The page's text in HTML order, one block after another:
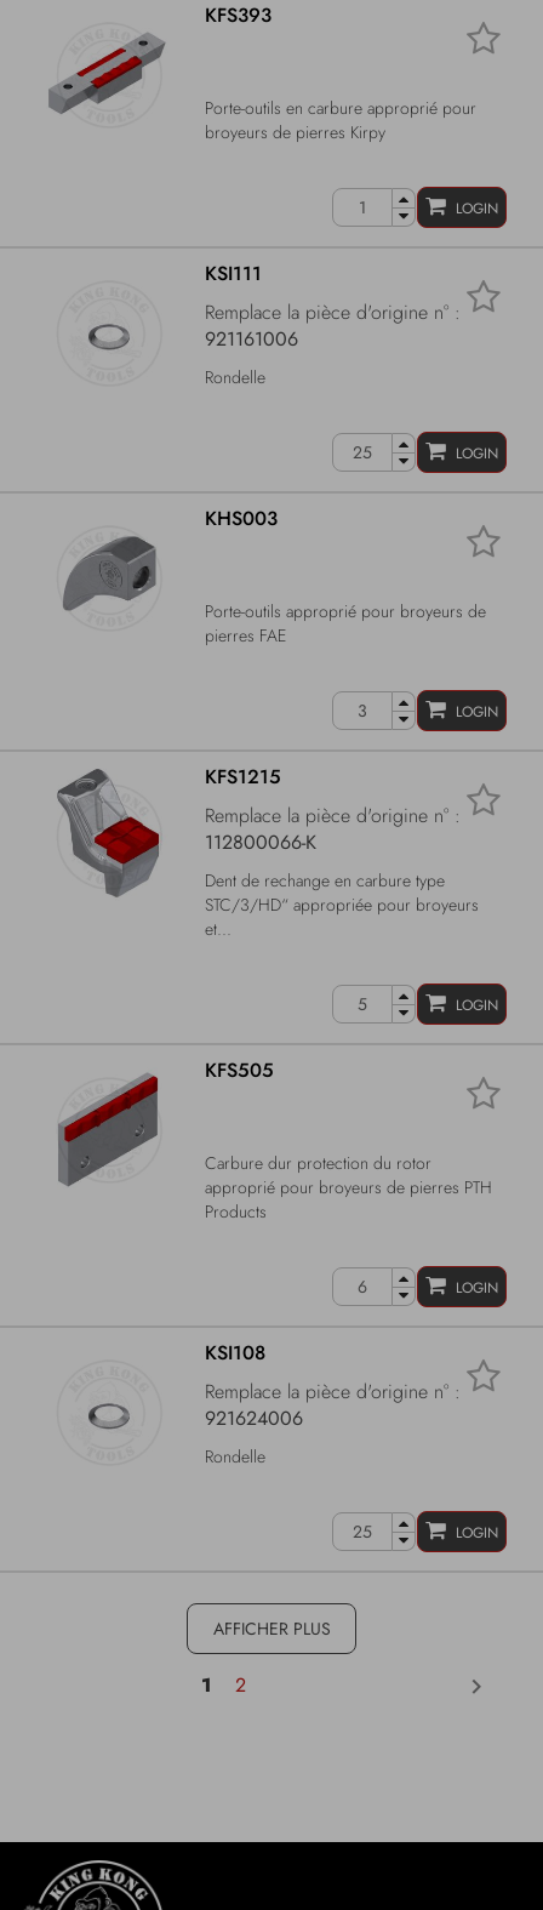
KFS393
Porte-outils en carbure approprié pour
broyeurs de pierres Kirpy
LOGIN
KSI111
Remplace la pièce d'origine n° :
921161006
Rondelle
LOGIN
KHS003
Porte-outils approprié pour broyeurs de
pierres FAE
LOGIN
KFS1215
Remplace la pièce d'origine n° :
112800066-K
Dent de rechange en carbure type
STC/3/HD“ appropriée pour broyeurs
et...
LOGIN
KFS505
Carbure dur protection du rotor
approprié pour broyeurs de pierres PTH
Products
LOGIN
KSI108
Remplace la pièce d'origine n° :
921624006
Rondelle
LOGIN
AFFICHER PLUS
1 2 keyboard_arrow_right